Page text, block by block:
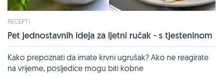
RECEPTI
Pet jednostavnih ideja za ljetni ručak - s tjesteninom
Kako prepoznati da imate krvni ugrušak? Ako ne reagirate
na vrijeme, posljedice mogu biti kobne